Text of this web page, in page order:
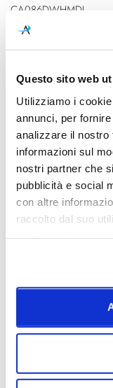
Questo sito web
Utilizziamo i
annunci, per
analizzare il nostro
informazioni sul
nostri partner che
pubblicità e social
con altre
raccolto dal suo
Cod.Art.
CA086DWHMDI
Colore led
Sorgente luminosa
Led integrato